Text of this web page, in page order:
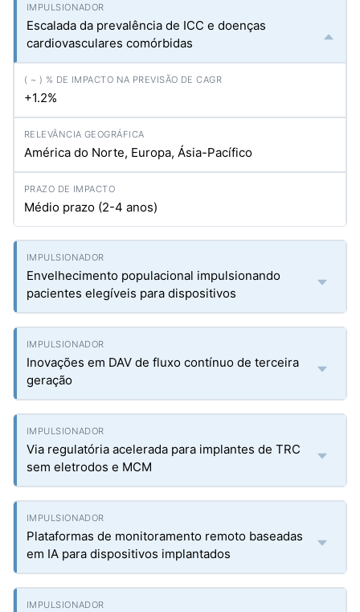
Escalada da prevalência de ICC e doenças
cardiovasculares comórbidas
+1.2%
América do Norte, Europa, Ásia-Pacífico
Médio prazo (2-4 anos)
Envelhecimento populacional impulsionando
pacientes elegíveis para dispositivos
Inovações em DAV de fluxo contínuo de terceira
geração
Via regulatória acelerada para implantes de TRC
sem eletrodos e MCM
Plataformas de monitoramento remoto baseadas
em IA para dispositivos implantados